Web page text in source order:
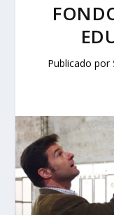
Publicado por